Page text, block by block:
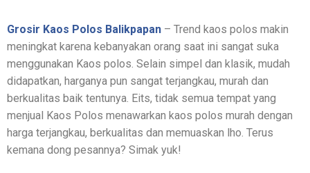
Grosir Kaos Polos Balikpapan – Trend kaos polos makin
meningkat karena kebanyakan orang saat ini sangat suka
menggunakan Kaos polos. Selain simpel dan klasik, mudah
didapatkan, harganya pun sangat terjangkau, murah dan
berkualitas baik tentunya. Eits, tidak semua tempat yang
menjual Kaos Polos menawarkan kaos polos murah dengan
harga terjangkau, berkualitas dan memuaskan lho. Terus
kemana dong pesannya? Simak yuk!